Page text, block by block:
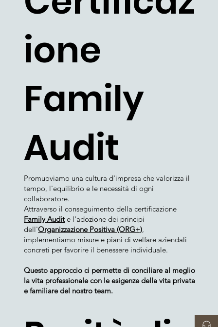
ione
Family
Audit
Promuoviamo una cultura d'impresa che valorizza il
tempo, l'equilibrio e le necessità di ogni
collaboratore.
Attraverso il conseguimento della certificazione
Family Audit e l'adozione dei principi
dell'Organizzazione Positiva (ORG+),
implementiamo misure e piani di welfare aziendali
concreti per favorire il benessere individuale.
Questo approccio ci permette di conciliare al meglio
la vita professionale con le esigenze della vita privata
e familiare del nostro team.